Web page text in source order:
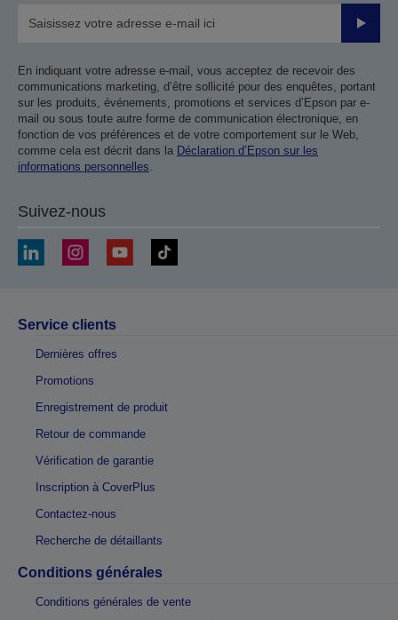
Valider
En indiquant votre adresse e-mail, vous acceptez de recevoir des
communications marketing, d’être sollicité pour des enquêtes, portant
sur les produits, événements, promotions et services d’Epson par e-
mail ou sous toute autre forme de communication électronique, en
fonction de vos préférences et de votre comportement sur le Web,
comme cela est décrit dans la Déclaration d’Epson sur les
informations personnelles
Suivez-nous
Service clients
Dernières offres
Promotions
Enregistrement de produit
Retour de commande
Vérification de garantie
Inscription à CoverPlus
Contactez-nous
Recherche de détaillants
Conditions générales
Conditions générales de vente